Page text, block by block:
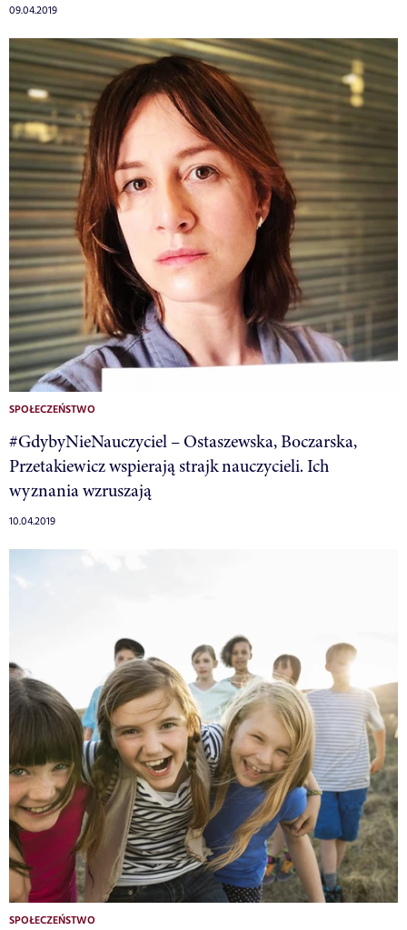
09.04.2019
SPOŁECZEŃSTWO
#GdybyNieNauczyciel – Ostaszewska, Boczarska,
Przetakiewicz wspierają strajk nauczycieli. Ich
wyznania wzruszają
10.04.2019
SPOŁECZEŃSTWO